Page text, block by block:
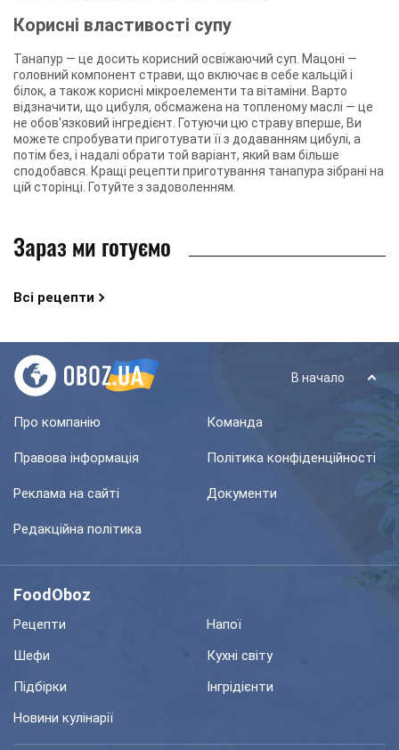
Корисні властивості супу
Танапур — це досить корисний освіжаючий суп. Мацоні —
головний компонент страви, що включає в себе кальцій і
білок, а також корисні мікроелементи та вітаміни. Варто
відзначити, що цибуля, обсмажена на топленому маслі — це
не обов'язковий інгредієнт. Готуючи цю страву вперше, Ви
можете спробувати приготувати її з додаванням цибулі, а
потім без, і надалі обрати той варіант, який вам більше
сподобався. Кращі рецепти приготування танапура зібрані на
цій сторінці. Готуйте з задоволенням.
Зараз ми готуємо
Всі рецепти
В начало
Про компанію Команда
Правова інформація Політика конфіденційності
Реклама на сайті Документи
Редакційна політика
FoodOboz
Рецепти
Напої
Шефи
Кухні світу
Підбірки
Інгрідієнти
Новини кулінарії